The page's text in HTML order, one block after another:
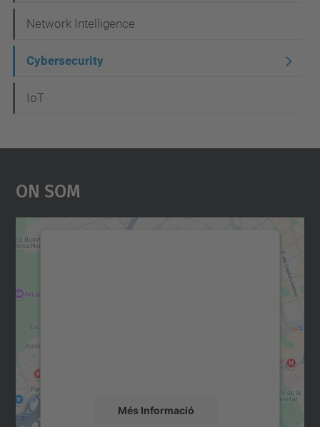
Network Intelligence
Cybersecurity
IoT
On Som
Més Informació